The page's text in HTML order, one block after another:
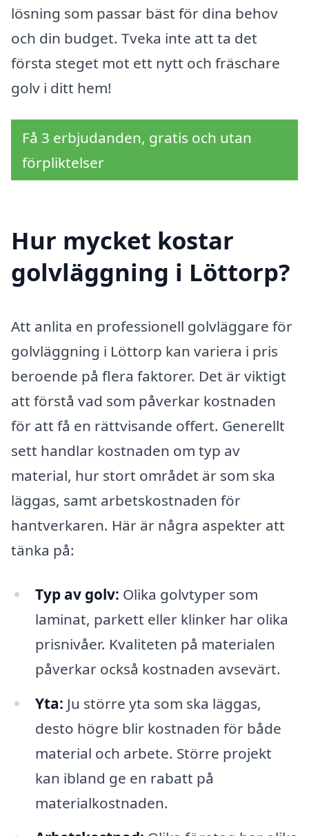
lösning som passar bäst för dina behov
och din budget. Tveka inte att ta det
första steget mot ett nytt och fräschare
golv i ditt hem!
Få 3 erbjudanden, gratis och utan
förpliktelser
Hur mycket kostar
golvläggning i Löttorp?
Att anlita en professionell golvläggare för
golvläggning i Löttorp kan variera i pris
beroende på flera faktorer. Det är viktigt
att förstå vad som påverkar kostnaden
för att få en rättvisande offert. Generellt
sett handlar kostnaden om typ av
material, hur stort området är som ska
läggas, samt arbetskostnaden för
hantverkaren. Här är några aspekter att
tänka på:
Typ av golv: Olika golvtyper som
laminat, parkett eller klinker har olika
prisnivåer. Kvaliteten på materialen
påverkar också kostnaden avsevärt.
Yta: Ju större yta som ska läggas,
desto högre blir kostnaden för både
material och arbete. Större projekt
kan ibland ge en rabatt på
materialkostnaden.